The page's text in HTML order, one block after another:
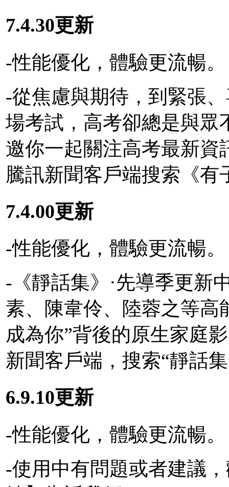
7.4.30更新
-性能優化，體驗更流暢。
-從焦慮與期待，到緊張
場考試，高考卻總是與眾
邀你一起關注高考最新資
騰訊新聞客戶端搜索《
7.4.00更新
-性能優化，體驗更流暢。
-《靜話集》·先導季更新
素、陳韋伶、陸蓉之等高
成為你”背後的原生家庭
新聞客戶端，搜索“靜話
6.9.10更新
-性能優化，體驗更流暢。
-使用中有問題或者建議